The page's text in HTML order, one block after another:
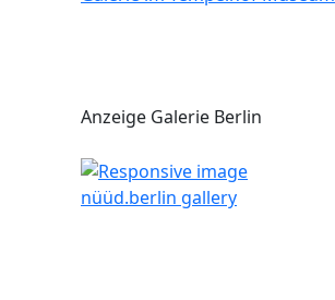
Anzeige Galerie Berlin
nüüd.berlin gallery